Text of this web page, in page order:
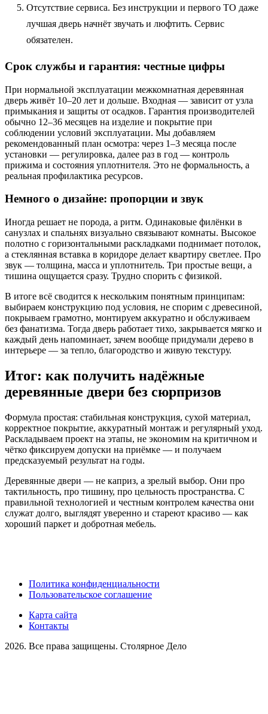
Отсутствие сервиса. Без инструкции и первого ТО даже
лучшая дверь начнёт звучать и люфтить. Сервис
обязателен.
Срок службы и гарантия: честные цифры
При нормальной эксплуатации межкомнатная деревянная
дверь живёт 10–20 лет и дольше. Входная — зависит от узла
примыкания и защиты от осадков. Гарантия производителей
обычно 12–36 месяцев на изделие и покрытие при
соблюдении условий эксплуатации. Мы добавляем
рекомендованный план осмотра: через 1–3 месяца после
установки — регулировка, далее раз в год — контроль
прижима и состояния уплотнителя. Это не формальность, а
реальная профилактика ресурсов.
Немного о дизайне: пропорции и звук
Иногда решает не порода, а ритм. Одинаковые филёнки в
санузлах и спальнях визуально связывают комнаты. Высокое
полотно с горизонтальными раскладками поднимает потолок,
а стеклянная вставка в коридоре делает квартиру светлее. Про
звук — толщина, масса и уплотнитель. Три простые вещи, а
тишина ощущается сразу. Трудно спорить с физикой.
В итоге всё сводится к нескольким понятным принципам:
выбираем конструкцию под условия, не спорим с древесиной,
покрываем грамотно, монтируем аккуратно и обслуживаем
без фанатизма. Тогда дверь работает тихо, закрывается мягко и
каждый день напоминает, зачем вообще придумали дерево в
интерьере — за тепло, благородство и живую текстуру.
Итог: как получить надёжные
деревянные двери без сюрпризов
Формула простая: стабильная конструкция, сухой материал,
корректное покрытие, аккуратный монтаж и регулярный уход.
Раскладываем проект на этапы, не экономим на критичном и
чётко фиксируем допуски на приёмке — и получаем
предсказуемый результат на годы.
Деревянные двери — не каприз, а зрелый выбор. Они про
тактильность, про тишину, про цельность пространства. С
правильной технологией и честным контролем качества они
служат долго, выглядят уверенно и стареют красиво — как
хороший паркет и добротная мебель.
Политика конфиденциальности
Пользовательское соглашение
Карта сайта
Контакты
2026. Все права защищены. Столярное Дело